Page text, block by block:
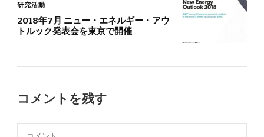
研究活動
2018年7月 ニュー・エネルギー・アウ
トルック発表会を東京で開催
コメントを残す